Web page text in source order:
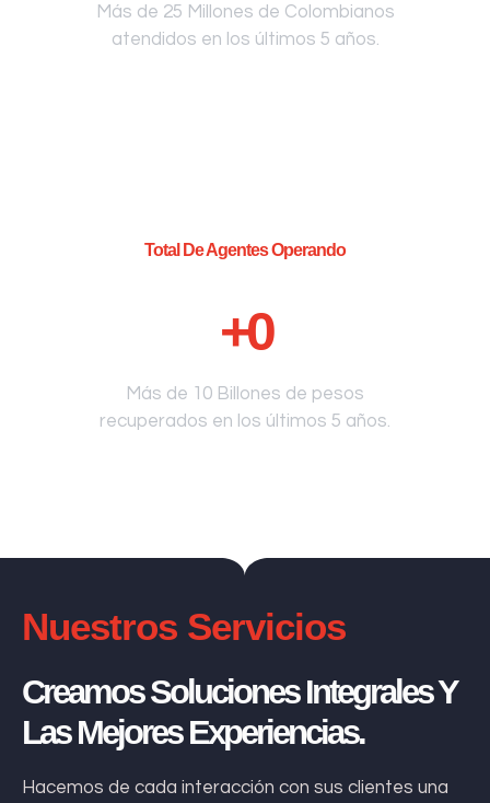
Más de 25 Millones de Colombianos
atendidos en los últimos 5 años.
Total De Agentes Operando
+0
Más de 10 Billones de pesos
recuperados en los últimos 5 años.
Nuestros Servicios
Creamos Soluciones Integrales Y
Las Mejores Experiencias.
Hacemos de cada interacción con sus clientes una